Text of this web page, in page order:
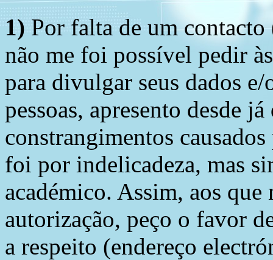
1) Por falta de um
não me foi possível pedir
para divulgar seus dados
pessoas, apresento desde
constrangimentos
foi por indelicadeza, mas
académico. Assim, aos
autorização, peço o favor
a respeito (endereço